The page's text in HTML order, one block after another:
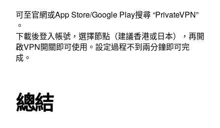
可至官網或App Store/Google Play搜尋 “PrivateVPN”
。
下載後登入帳號，選擇節點（建議香港或日本），再開
啟VPN開關即可使用。設定過程不到兩分鐘即可完
成。
總結